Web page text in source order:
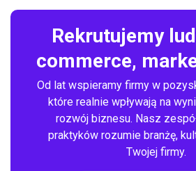
Rekrutujemy
commerce,
Od lat wspieramy firmy w
które realnie wpływają na
rozwój biznesu. Nasz
praktyków rozumie branżę,
Twojej firmy.